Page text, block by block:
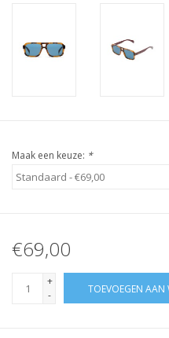
Maak een keuze: *
€69,00
+
-
TOEVOEGEN AAN